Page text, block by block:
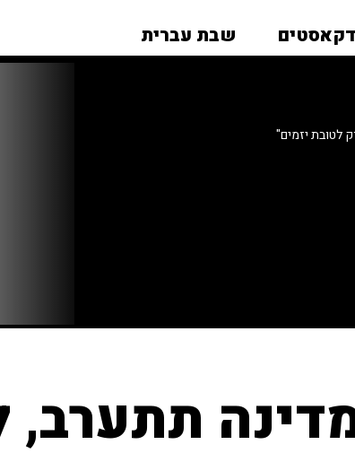
שבת עברית
לטובת יזמים"
תתערב,